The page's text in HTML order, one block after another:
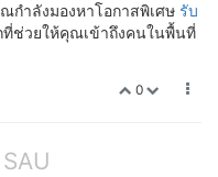
กำลังมองหาโอกาสพิเศษ รับ
ที่ช่วยให้คุณเข้าถึงคนในพื้นที่
0